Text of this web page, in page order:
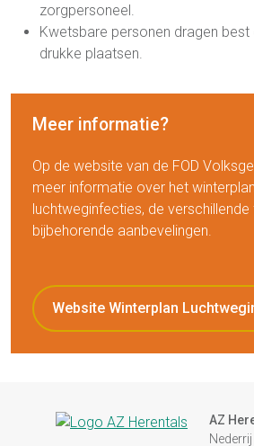
zorgpersoneel.
Kwetsbare personen dragen
drukke plaatsen.
Meer informatie?
Op de website van de FOD
meer informatie over het winterplan
luchtweginfecties, de verschillende
bijbehorende aanbevelingen.
Website Winterplan
AZ